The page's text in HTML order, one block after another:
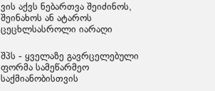
ვის აქვს ნებართვა შეიძინოს,
შეინახოს ან ატაროს
ცეცხლსასროლი იარაღი
შპს - ყველაზე გავრცელებული
ფორმა სამეწარმეო
საქმიანობისთვის